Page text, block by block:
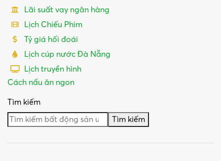
Lãi suất vay ngân hàng
Lịch Chiếu Phim
Tỷ giá hối đoái
Lịch cúp nước Đà Nẵng
Lịch truyền hình
Cách nấu ăn ngon
Tìm kiếm
Tìm kiếm